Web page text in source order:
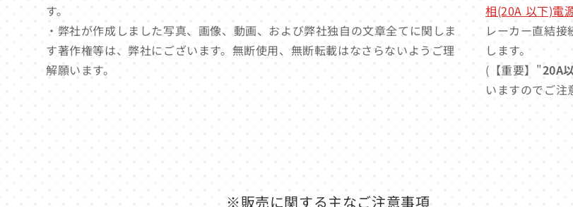
す。
・弊社が作成しました写真、画像、動画、および弊社独自の文章全てに関しま
す著作権等は、弊社にございます。無断使用、無断転載はなさらないようご理
解願います。
相(20A 以下)電
レーカー直結
します。
(【重要】"20A
いますのでご注
※販売に関する主なご注意事項